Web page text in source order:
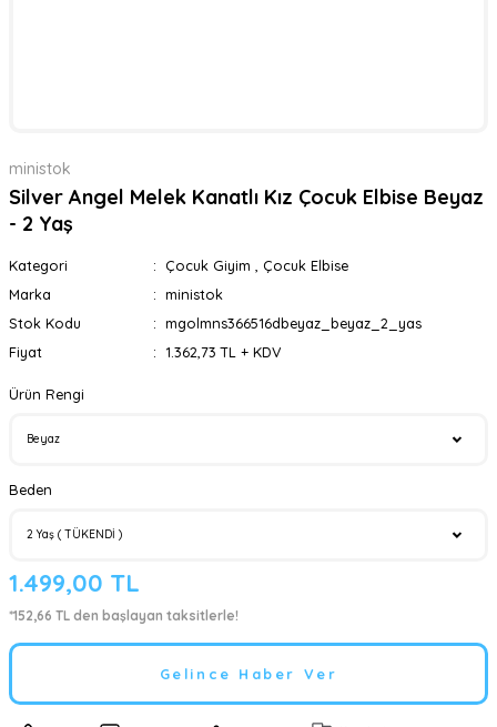
ministok
Silver Angel Melek Kanatlı Kız Çocuk Elbise Beyaz
- 2 Yaş
Kategori Çocuk Giyim
Çocuk Elbise
Marka
ministok
Stok Kodu
mgolmns366516dbeyaz_beyaz_2_yas
Fiyat
1.362,73 TL + KDV
Ürün Rengi
Beden
1.499,00 TL
*152,66 TL den başlayan taksitlerle!
Gelince Haber Ver